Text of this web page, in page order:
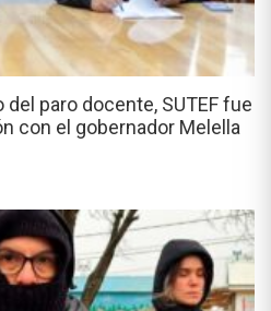
del paro docente, SUTEF fue
con el gobernador Melella